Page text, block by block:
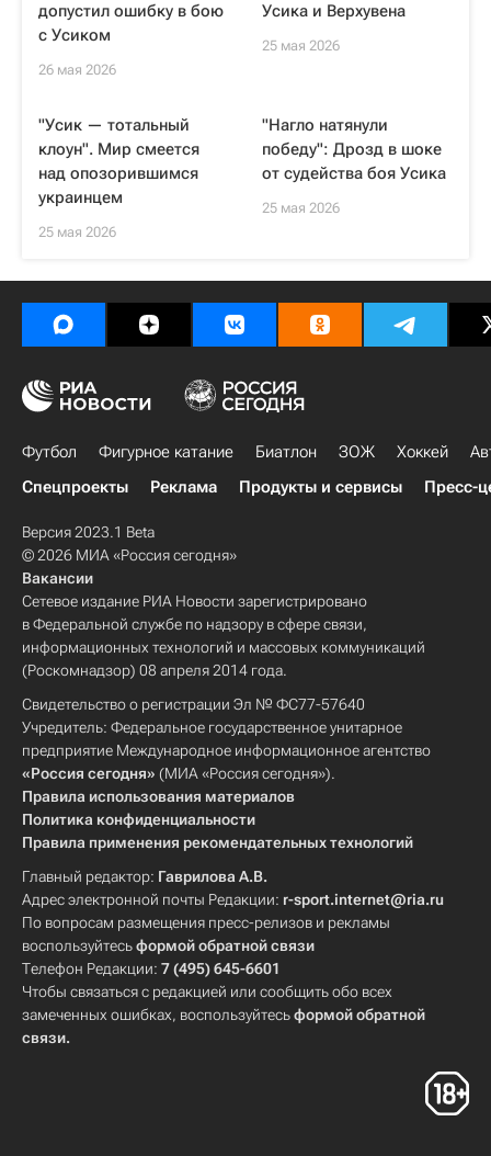
допустил ошибку в бою
с Усиком
26 мая 2026
Усика и Верхувена
25 мая 2026
"Усик — тотальный
клоун". Мир смеется
над опозорившимся
украинцем
25 мая 2026
"Нагло натянули
победу": Дрозд в шоке
от судейства боя Усика
25 мая 2026
Футбол Фигурное катание Биатлон ЗОЖ Хоккей
Спецпроекты
Реклама Продукты и сервисы Пресс-
Версия 2023.1 Beta
© 2026 МИА «Россия сегодня»
Вакансии
Сетевое издание РИА Новости зарегистрировано
в Федеральной службе по надзору в сфере связи,
информационных технологий и массовых коммуникаций
(Роскомнадзор) 08 апреля 2014 года.
Свидетельство о регистрации Эл № ФС77-57640
Учредитель: Федеральное государственное унитарное
предприятие Международное информационное агентство
«Россия сегодня» (МИА «Россия сегодня»).
Правила использования материалов
Политика конфиденциальности
Правила применения рекомендательных технологий
Главный редактор: Гаврилова А.В.
Адрес электронной почты Редакции: r-sport.internet@ria.ru
По вопросам размещения пресс-релизов и рекламы
воспользуйтесьформой обратной связи
Телефон Редакции: 7 (495) 645-6601
Чтобы связаться с редакцией или сообщить обо всех
замеченных ошибках, воспользуйтесьформой обратной
связи.